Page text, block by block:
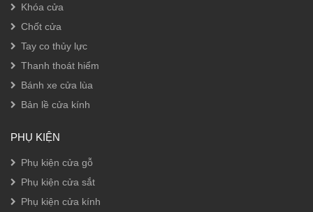
Khóa cửa
Chốt cửa
Tay co thủy lực
Thanh thoát hiểm
Bánh xe cửa lùa
Bản lề cửa kính
PHỤ KIỆN
Phụ kiện cửa gỗ
Phụ kiện cửa sắt
Phụ kiện cửa kính